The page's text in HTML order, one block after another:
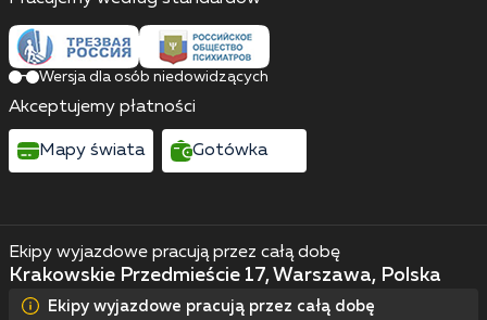
Ekipy wyjazdowe pracują przez całą dobę
Krakowskie Przedmieście 17, Warszawa, Polska
Ekipy wyjazdowe pracują przez całą dobę
Wersja dla osób niedowidzących
Akceptujemy płatności
Mapy świata Gotówka